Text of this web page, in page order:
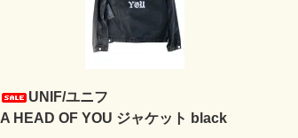
UNIF/ユニフ
A HEAD OF YOU ジャケット black